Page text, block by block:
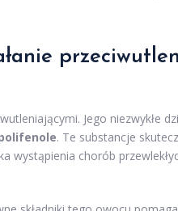
Jego niezwykłe
. Te substancje
wystąpienia chorób